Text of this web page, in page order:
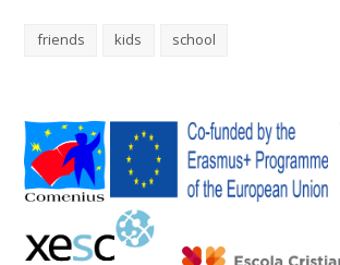
friends kids school